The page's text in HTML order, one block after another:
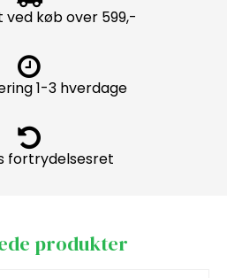
køb over 599,-
1-3 hverdage
fortrydelsesret
produkter